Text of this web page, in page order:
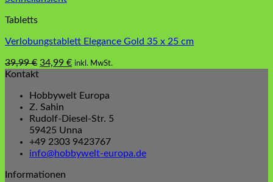
Tabletts
Verlobungstablett Elegance Gold 35 x 25 cm
39,99€ Ursprünglicher
39,99 €
34,99 €Aktueller
34,99 €.
inkl. MwSt.
Kontakt
Hobbywelt Europa
Z. Sahin
Rudolf-Diesel-Str. 5
59425 Unna
+49 2303 9423767
info@hobbywelt-europa.de
Informationen